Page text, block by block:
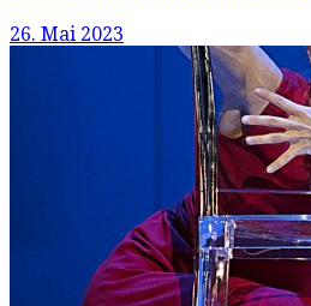
26. Mai 2023